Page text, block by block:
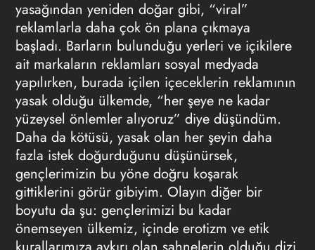
yasağından yeniden doğar gibi, “viral”
reklamlarla daha çok ön plana çıkmaya
başladı. Barların bulunduğu yerleri ve içikilere
ait markaların reklamları sosyal medyada
yapılırken, burada içilen içeceklerin reklamının
yasak olduğu ülkemde, “her şeye ne kadar
yüzeysel önlemler alıyoruz” diye düşündüm.
Daha da kötüsü, yasak olan her şeyin daha
fazla istek doğurduğunu düşünürsek,
gençlerimizin bu yöne doğru koşarak
gittiklerini görür gibiyim. Olayın diğer bir
boyutu da şu: gençlerimizi bu kadar
önemseyen ülkemiz, içinde erotizm ve etik